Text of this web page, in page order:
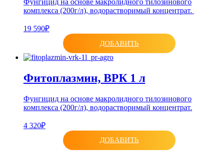
Фунгицид на основе макролидного тилозинового
комплекса (200г/л), водорастворимый концентрат.
19 590₽
ДОБАВИТЬ
Фитоплазмин, ВРК 1 л
Фунгицид на основе макролидного тилозинового
комплекса (200г/л), водорастворимый концентрат.
4 320₽
ДОБАВИТЬ